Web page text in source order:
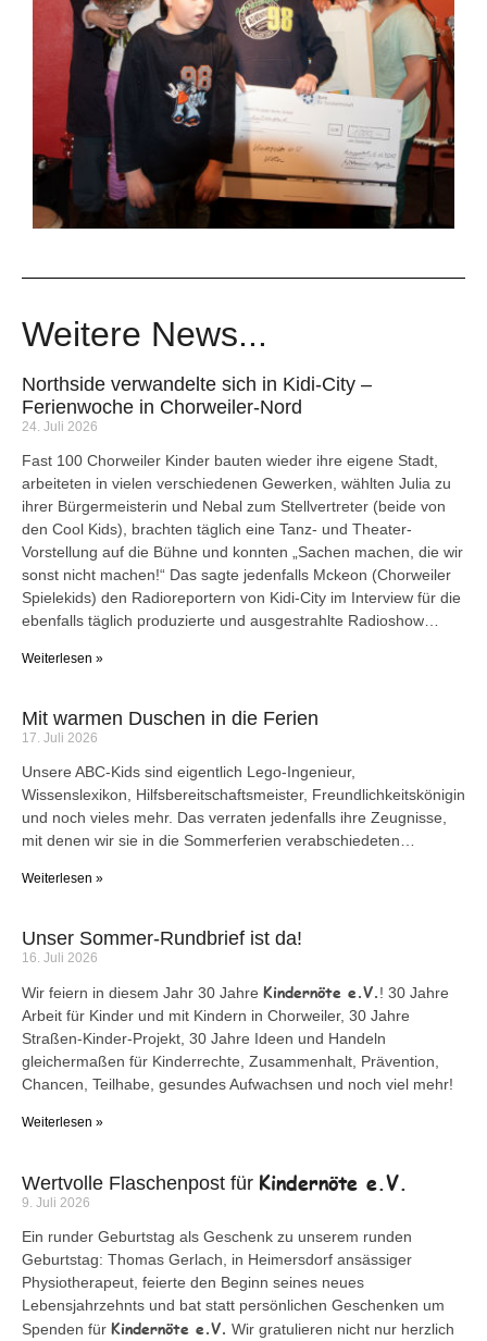
Weitere News...
Northside verwandelte sich in Kidi-City –
Ferienwoche in Chorweiler-Nord
24. Juli 2026
Fast 100 Chorweiler Kinder bauten wieder ihre eigene Stadt,
arbeiteten in vielen verschiedenen Gewerken, wählten Julia zu
ihrer Bürgermeisterin und Nebal zum Stellvertreter (beide von
den Cool Kids), brachten täglich eine Tanz- und Theater-
Vorstellung auf die Bühne und konnten „Sachen machen, die wir
sonst nicht machen!“ Das sagte jedenfalls Mckeon (Chorweiler
Spielekids) den Radioreportern von Kidi-City im Interview für die
ebenfalls täglich produzierte und ausgestrahlte Radioshow…
Weiterlesen »
Mit warmen Duschen in die Ferien
17. Juli 2026
Unsere ABC-Kids sind eigentlich Lego-Ingenieur,
Wissenslexikon, Hilfsbereitschaftsmeister, Freundlichkeitskönigin
und noch vieles mehr. Das verraten jedenfalls ihre Zeugnisse,
mit denen wir sie in die Sommerferien verabschiedeten…
Weiterlesen »
Unser Sommer-Rundbrief ist da!
16. Juli 2026
Wir feiern in diesem Jahr 30 Jahre Kindernöte e.V.! 30 Jahre
Arbeit für Kinder und mit Kindern in Chorweiler, 30 Jahre
Straßen-Kinder-Projekt, 30 Jahre Ideen und Handeln
gleichermaßen für Kinderrechte, Zusammenhalt, Prävention,
Chancen, Teilhabe, gesundes Aufwachsen und noch viel mehr!
Weiterlesen »
Wertvolle Flaschenpost für Kindernöte e.V.
9. Juli 2026
Ein runder Geburtstag als Geschenk zu unserem runden
Geburtstag: Thomas Gerlach, in Heimersdorf ansässiger
Physiotherapeut, feierte den Beginn seines neues
Lebensjahrzehnts und bat statt persönlichen Geschenken um
Spenden für Kindernöte e.V. Wir gratulieren nicht nur herzlich